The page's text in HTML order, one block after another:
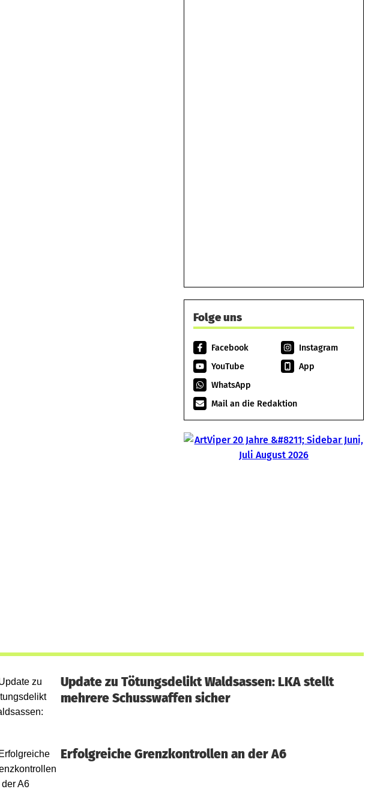
Folge uns
Facebook
Instagram
YouTube
App
WhatsApp
Mail an die Redaktion
Update zu Tötungsdelikt Waldsassen: LKA stellt
mehrere Schusswaffen sicher
Erfolgreiche Grenzkontrollen an der A6